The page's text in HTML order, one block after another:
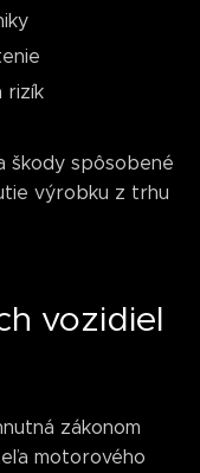
rizík
škody spôsobené
výrobku z trhu
vozidiel
zákonom
motorového